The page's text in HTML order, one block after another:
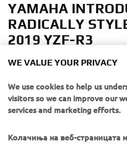
YAMAHA
RADICALLY
2019 YZF-R3
For 2019, Yamaha introduces the
range of new performance-
refined ergonomics. Powered by
engine that delivers excellent
track day, the new 2019 YZF-R3
lightweight supersport featuring
WE VALUE YOUR PRIVACY
We use cookies to help us
visitors so we can improve our
services and marketing efforts.
Колачиња на веб-страницата